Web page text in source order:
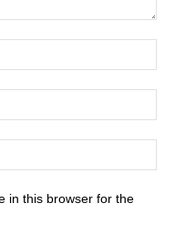
in this browser for the